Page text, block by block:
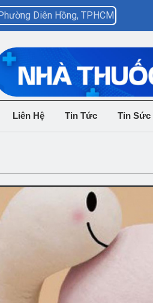
Diên Hồng, TPHCM
Liên Hệ Tin Tức Tin Sức